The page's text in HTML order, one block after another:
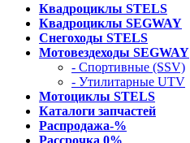
Квадроциклы STELS
Квадроциклы SEGWAY
Снегоходы STELS
Мотовездеходы SEGWAY
- Спортивные (SSV)
- Утилитарные UTV
Мотоциклы STELS
Каталоги запчастей
Распродажа-%
Рассрочка 0%